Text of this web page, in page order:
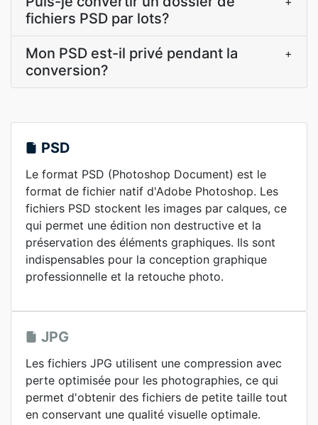
fichiers PSD par lots?
Mon PSD est-il privé pendant la
conversion?
+
PSD
Le format PSD (Photoshop Document) est le
format de fichier natif d'Adobe Photoshop. Les
fichiers PSD stockent les images par calques, ce
qui permet une édition non destructive et la
préservation des éléments graphiques. Ils sont
indispensables pour la conception graphique
professionnelle et la retouche photo.
JPG
Les fichiers JPG utilisent une compression avec
perte optimisée pour les photographies, ce qui
permet d'obtenir des fichiers de petite taille tout
en conservant une qualité visuelle optimale.